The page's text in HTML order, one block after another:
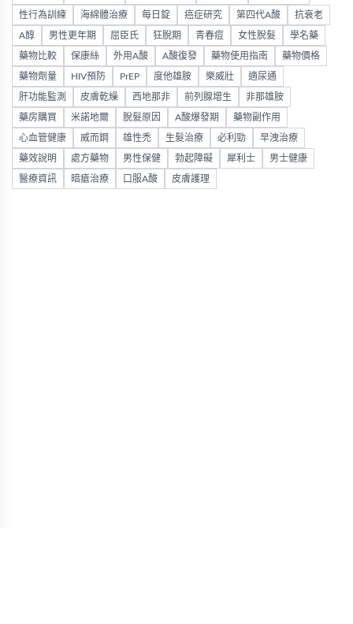
性行為訓練 海綿體治療 每日錠 癌症研究 第四代A酸 抗衰老
A醇 男性更年期 屈臣氏 狂脫期 青春痘 女性脫髮 學名藥
藥物比較 保康絲 外用A酸 A酸復發 藥物使用指南 藥物價格
藥物劑量 HIV預防 PrEP 度他雄胺 樂威壯 適尿通
肝功能監測 皮膚乾燥 西地那非 前列腺增生 非那雄胺
藥房購買 米諾地爾 脫髮原因 A酸爆發期 藥物副作用
心血管健康 威而鋼 雄性禿 生髮治療 必利勁 早洩治療
藥效說明 處方藥物 男性保健 勃起障礙 犀利士 男士健康
醫療資訊 暗瘡治療 口服A酸 皮膚護理